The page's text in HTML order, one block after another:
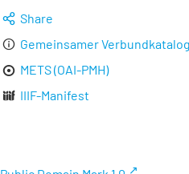
Share
Gemeinsamer Verbundkatalog
METS (OAI-PMH)
IIIF-Manifest